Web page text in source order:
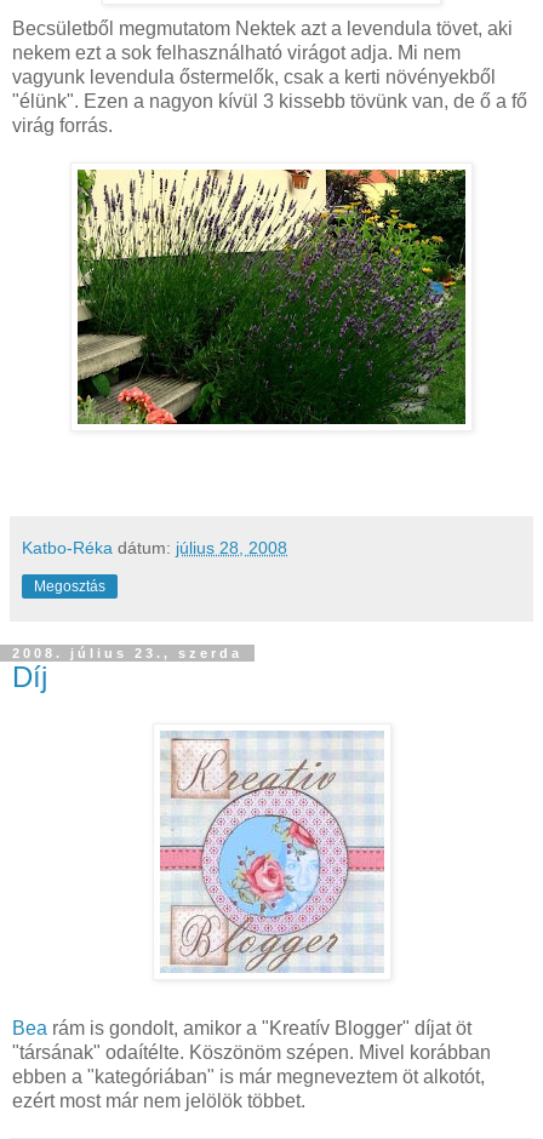
Becsületből megmutatom Nektek azt a levendula tövet, aki
nekem ezt a sok felhasználható virágot adja. Mi nem
vagyunk levendula őstermelők, csak a kerti növényekből
"élünk". Ezen a nagyon kívül 3 kissebb tövünk van, de ő a fő
virág forrás.
Katbo-Réka dátum: július 28, 2008
Megosztás
2008. július 23., szerda
Díj
Bea rám is gondolt, amikor a "Kreatív Blogger" díjat öt
"társának" odaítélte. Köszönöm szépen. Mivel korábban
ebben a "kategóriában" is már megneveztem öt alkotót,
ezért most már nem jelölök többet.